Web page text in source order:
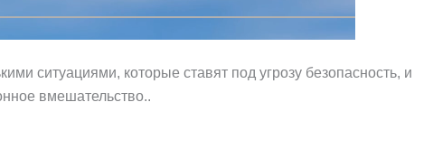
ситуациями, которые ставят под угрозу безопасность, и
вмешательство..